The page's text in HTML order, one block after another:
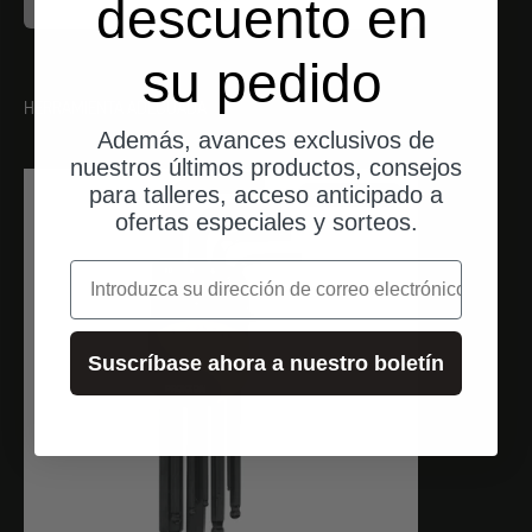
HERRAMIENTA ADECUADA
envíos desde Alemania
descuento en
su pedido
Además, avances exclusivos de
nuestros últimos productos, consejos
para talleres, acceso anticipado a
ofertas especiales y sorteos.
correo electrónico
Suscríbase ahora a nuestro boletín